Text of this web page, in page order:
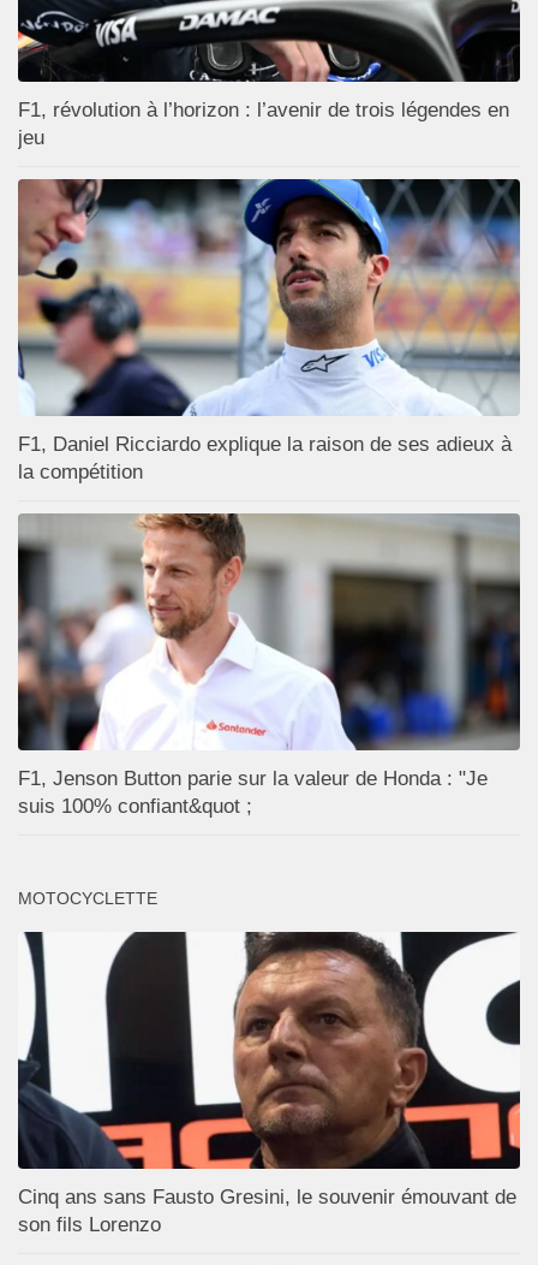
F1, révolution à l’horizon : l’avenir de trois légendes en
jeu
F1, Daniel Ricciardo explique la raison de ses adieux à
la compétition
F1, Jenson Button parie sur la valeur de Honda : "Je
suis 100% confiant&quot ;
MOTOCYCLETTE
Cinq ans sans Fausto Gresini, le souvenir émouvant de
son fils Lorenzo